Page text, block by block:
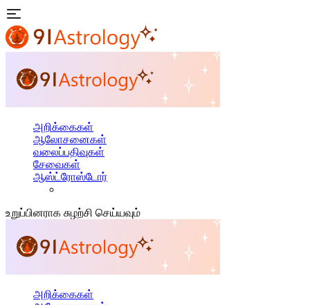
அறிக்கைகள்
ஆலோசனைகள்
வலைப்பதிவுகள்
சேவைகள்
ஆஸ்ட்ரோஸ்டோர்
உறுப்பினராக சுழற்சி செய்யவும்
அறிக்கைகள்